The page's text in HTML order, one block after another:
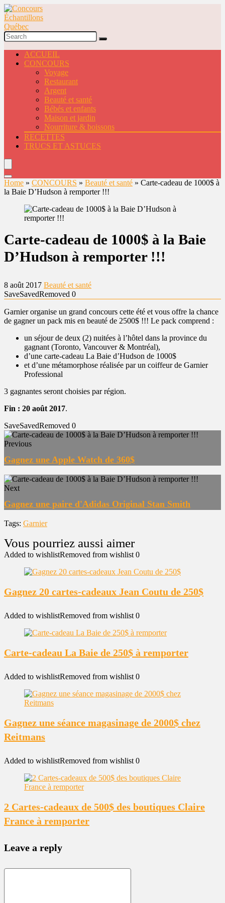
ACCUEIL
CONCOURS
Voyage
Restaurant
Argent
Beauté et santé
Bébés et enfants
Maison et jardin
Nourriture & boissons
RECETTES
TRUCS ET ASTUCES
Home » CONCOURS » Beauté et santé » Carte-cadeau de 1000$ à
la Baie D’Hudson à remporter !!!
Carte-cadeau de 1000$ à la Baie
D’Hudson à remporter !!!
8 août 2017 Beauté et santé
SaveSavedRemoved 0
Garnier organise un grand concours cette été et vous offre la chance
de gagner un pack mis en beauté de 2500$ !!! Le pack comprend :
un séjour de deux (2) nuitées à l’hôtel dans la province du
gagnant (Toronto, Vancouver & Montréal),
d’une carte-cadeau La Baie d’Hudson de 1000$
et d’une métamorphose réalisée par un coiffeur de Garnier
Professional
3 gagnantes seront choisies par région.
Fin : 20 août 2017.
SaveSavedRemoved 0
Previous
Gagnez une Apple Watch de 360$
Next
Gagnez une paire d'Adidas Original Stan Smith
Tags: Garnier
Added to wishlistRemoved from wishlist 0
Gagnez 20 cartes-cadeaux Jean Coutu de 250$
Added to wishlistRemoved from wishlist 0
Carte-cadeau La Baie de 250$ à remporter
Added to wishlistRemoved from wishlist 0
Gagnez une séance magasinage de 2000$ chez
Reitmans
Added to wishlistRemoved from wishlist 0
2 Cartes-cadeaux de 500$ des boutiques Claire
France à remporter
Leave a reply